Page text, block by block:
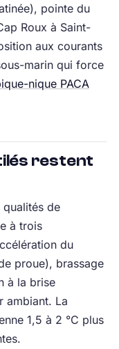
pointe du
Roux à Saint-
aux courants
marin qui force
nique PACA
restent
qualités de
à trois
du
proue), brassage
à la brise
ambiant. La
1,5 à 2 °C plus